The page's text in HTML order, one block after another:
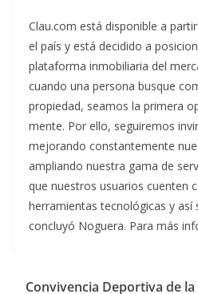
Clau.com está disponible a
el país y está decidido a
plataforma inmobiliaria del
cuando una persona busque
propiedad, seamos la primera
mente. Por ello, seguiremos
mejorando constantemente
ampliando nuestra gama de
que nuestros usuarios cuenten
herramientas tecnológicas y así
concluyó Noguera. Para más
Convivencia Deportiva de